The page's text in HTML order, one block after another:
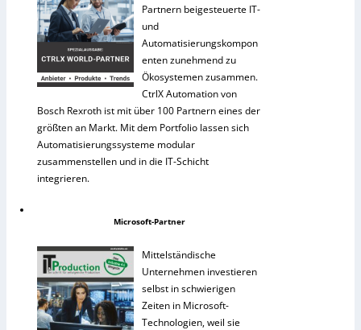
Partnern beigesteuerte IT-
und
Automatisierungskompon
enten zunehmend zu
Ökosystemen zusammen.
CtrlX Automation von
Bosch Rexroth ist mit über 100 Partnern eines der
größten an Markt. Mit dem Portfolio lassen sich
Automatisierungssysteme modular
zusammenstellen und in die IT-Schicht
integrieren.
Microsoft-Partner
Mittelständische
Unternehmen investieren
selbst in schwierigen
Zeiten in Microsoft-
Technologien, weil sie